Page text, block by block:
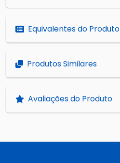
Equivalentes do Produto
Produtos Similares
Avaliações do Produto